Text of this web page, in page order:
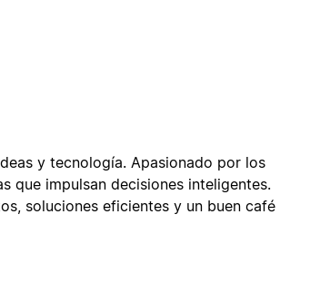
y tecnología. Apasionado por los
que impulsan decisiones inteligentes.
soluciones eficientes y un buen café